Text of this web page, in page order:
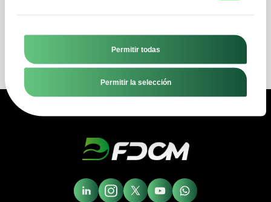
Permitir todas
Permitir la selección
Enviar mensaje